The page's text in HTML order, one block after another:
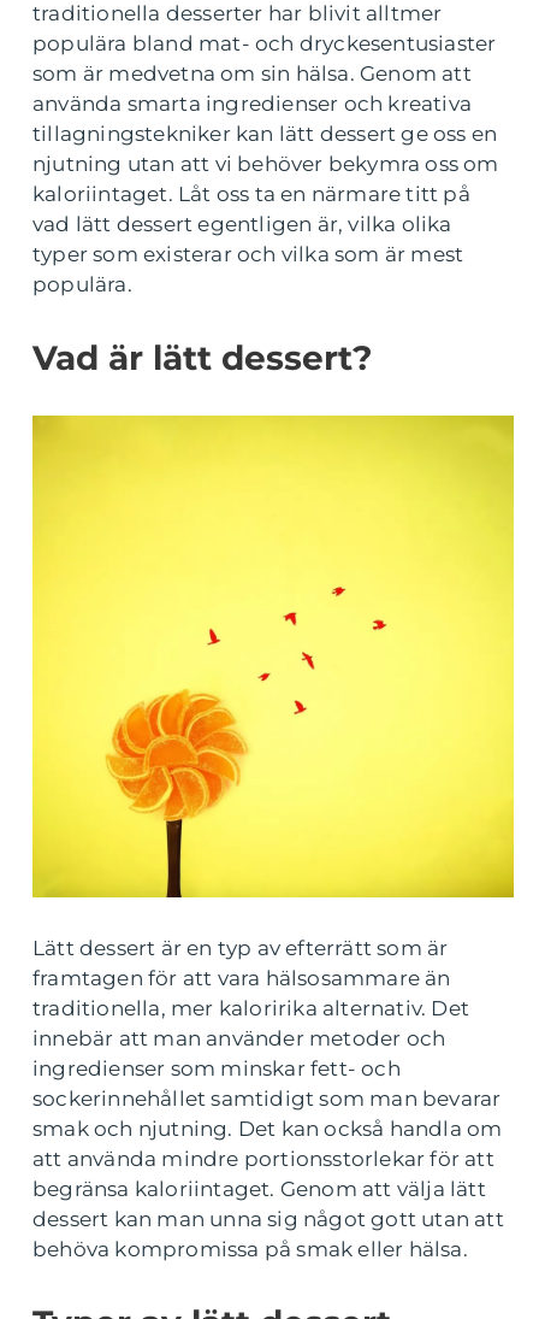
traditionella desserter har blivit alltmer
populära bland mat- och dryckesentusiaster
som är medvetna om sin hälsa. Genom att
använda smarta ingredienser och kreativa
tillagningstekniker kan lätt dessert ge oss en
njutning utan att vi behöver bekymra oss om
kaloriintaget. Låt oss ta en närmare titt på
vad lätt dessert egentligen är, vilka olika
typer som existerar och vilka som är mest
populära.
Vad är lätt dessert?
Lätt dessert är en typ av efterrätt som är
framtagen för att vara hälsosammare än
traditionella, mer kaloririka alternativ. Det
innebär att man använder metoder och
ingredienser som minskar fett- och
sockerinnehållet samtidigt som man bevarar
smak och njutning. Det kan också handla om
att använda mindre portionsstorlekar för att
begränsa kaloriintaget. Genom att välja lätt
dessert kan man unna sig något gott utan att
behöva kompromissa på smak eller hälsa.